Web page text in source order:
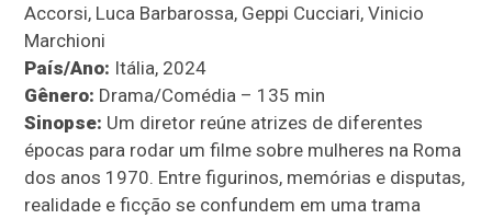
Accorsi, Luca Barbarossa, Geppi Cucciari, Vinicio
Marchioni
País/Ano: Itália, 2024
Gênero: Drama/Comédia – 135 min
Sinopse: Um diretor reúne atrizes de diferentes
épocas para rodar um filme sobre mulheres na Roma
dos anos 1970. Entre figurinos, memórias e disputas,
realidade e ficção se confundem em uma trama